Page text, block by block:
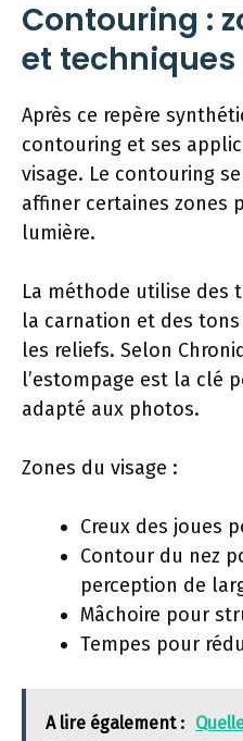
Contouring :
et techniques
Après ce repère
contouring et ses
visage. Le contouring
affiner certaines zones
lumière.
La méthode utilise des
la carnation et des
les reliefs. Selon
l’estompage est la clé
adapté aux photos.
Zones du visage :
Creux des joues
Contour du nez
perception de
Mâchoire pour
Tempes pour
A lire également :